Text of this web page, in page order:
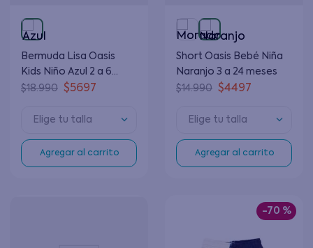
Bermuda Lisa Oasis
Kids Niño Azul 2 a 6
años
$18.990 $5697
Elige tu talla
Agregar al carrito
Short Oasis Bebé Niña
Naranjo 3 a 24 meses
$14.990 $4497
Elige tu talla
Agregar al carrito
-70 %